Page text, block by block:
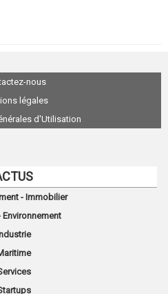
nous
légales
d'Utilisation
- Immobilier
Environnement